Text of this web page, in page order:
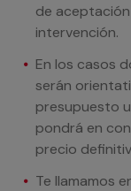
de
intervención.
En los casos
serán
presupuesto
pondrá en
precio
Te llamamos